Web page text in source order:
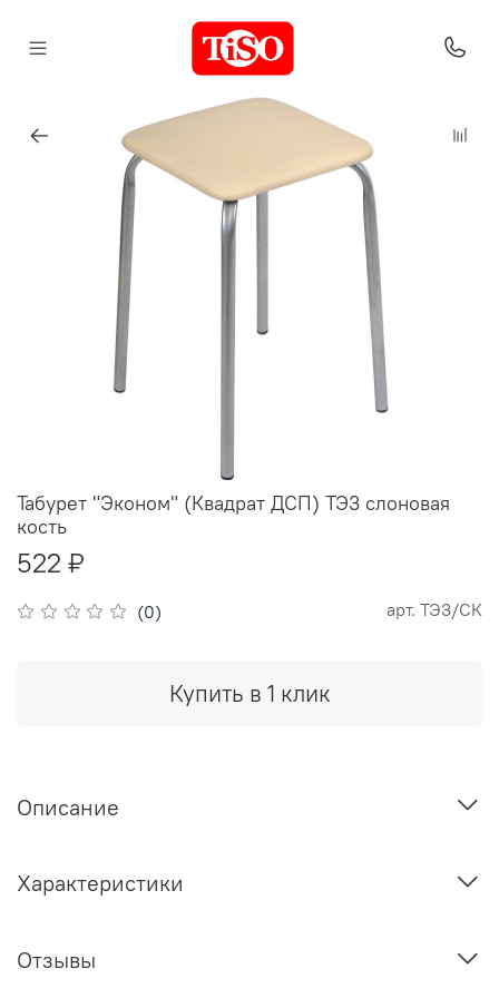
(0) арт. ТЭ3/СК
Табурет "Эконом" (Квадрат ДСП) ТЭ3 слоновая
кость
522 ₽
Купить в 1 клик
Описание
Характеристики
Отзывы